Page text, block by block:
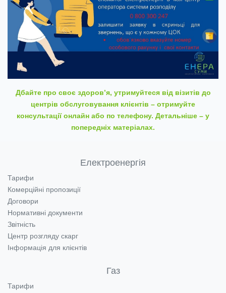
Дбайте про своє здоров’я, утримуйтеся від візитів до
центрів обслуговування клієнтів – отримуйте
консультації онлайн або по телефону. Детальніше – у
попередніх матеріалах.
Електроенергія
Тарифи
Комерційні пропозиції
Договори
Нормативні документи
Звітність
Центр розгляду скарг
Інформація для клієнтів
Газ
Тарифи